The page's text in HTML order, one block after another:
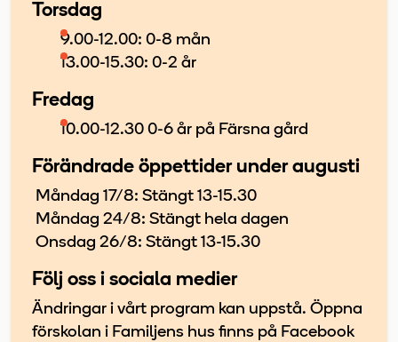
Torsdag
9.00-12.00: 0-8 mån
13.00-15.30: 0-2 år
Fredag
10.00-12.30 0-6 år på Färsna gård
Förändrade öppettider under augusti
Måndag 17/8: Stängt 13-15.30
Måndag 24/8: Stängt hela dagen
Onsdag 26/8: Stängt 13-15.30
Följ oss i sociala medier
Ändringar i vårt program kan uppstå. Öppna
förskolan i Familjens hus finns på Facebook